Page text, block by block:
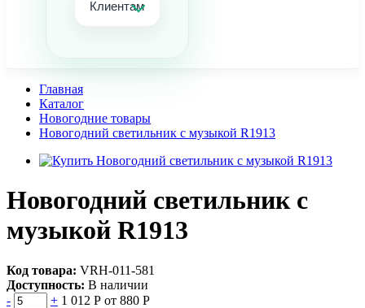
Клиентам
Главная
Каталог
Новогодние товары
Новогодний светильник с музыкой R1913
Новогодний светильник с
музыкой R1913
Код товара: VRН-011-581
Доступность: В наличии
-
+ 1 012 Р от 880 Р